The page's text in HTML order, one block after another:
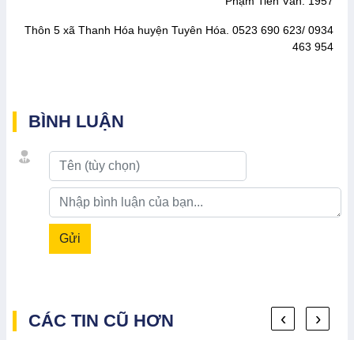
Thôn 5 xã Thanh Hóa huyện Tuyên Hóa. 0523 690 623/ 0934
463 954
BÌNH LUẬN
Gửi
CÁC TIN CŨ HƠN ‹ ›